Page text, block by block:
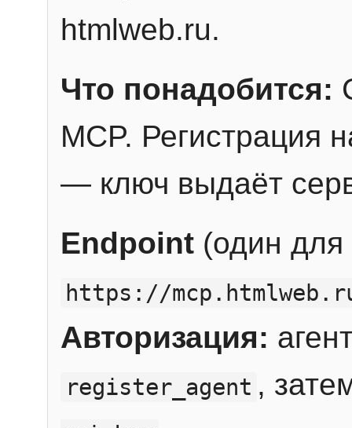
htmlweb.ru.
Что понадобится:
MCP. Регистрация
— ключ выдаёт
Endpoint (один для
https://
Авторизация:
register_agent ,